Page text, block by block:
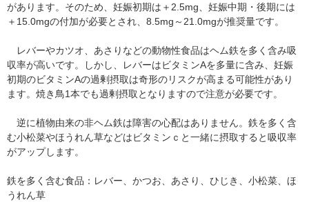
があります。そのため、妊娠初期は＋2.5mg、妊娠中期・後期には
＋15.0mgの付加が必要とされ、8.5mg～21.0mgが推奨量です。
レバーやカツオ、あさりなどの動物性食品はヘム鉄を多く含み吸
収率が高いです。しかし、レバーはビタミンAを多量に含み、妊娠
初期のビタミンAの過剰摂取は奇形のリスクが高まる可能性があり
ます。焼き鳥1本でも過剰摂取となりますので注意が必要です。
逆に植物由来の非ヘム鉄は障害の心配はありません。鉄を多く含
む小松菜やほうれん草などはビタミンｃと一緒に摂取すると吸収率
がアップします。
鉄を多く含む食品：レバー、かつお、あさり、ひじき、小松菜、ほ
うれん草